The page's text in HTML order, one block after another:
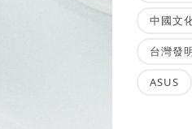
中國文
台灣發
ASUS